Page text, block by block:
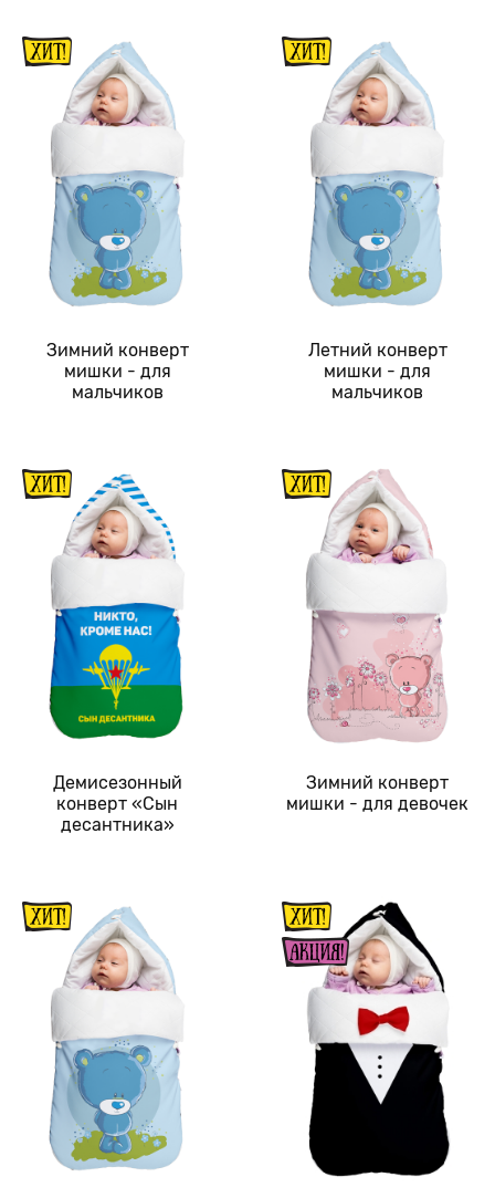
Зимний конверт
мишки - для
мальчиков
Летний конверт
мишки - для
мальчиков
Демисезонный
конверт «Сын
десантника»
Зимний конверт
мишки - для девочек